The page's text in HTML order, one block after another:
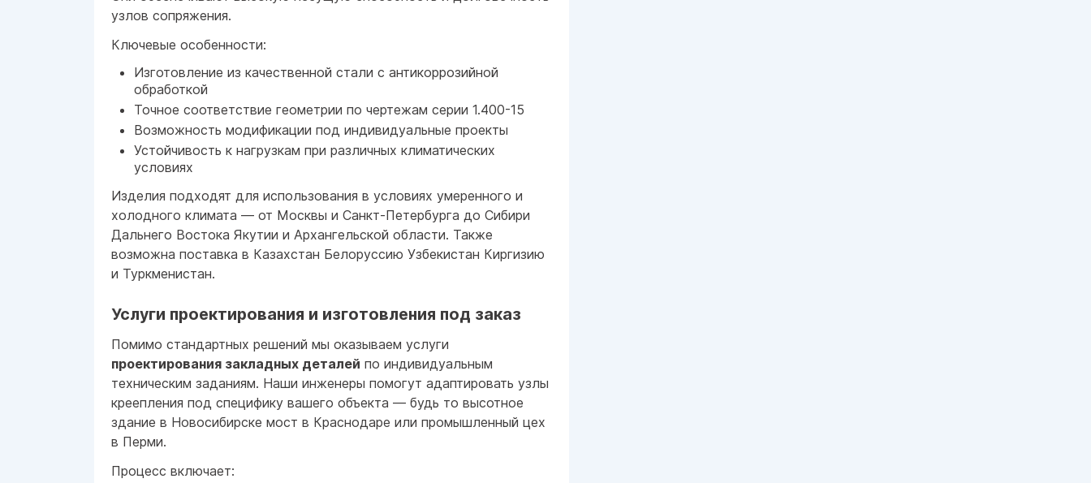
узлов сопряжения.
Ключевые особенности:
Изготовление из качественной стали с антикоррозийной
обработкой
Точное соответствие геометрии по чертежам серии 1.400-15
Возможность модификации под индивидуальные проекты
Устойчивость к нагрузкам при различных климатических
условиях
Изделия подходят для использования в условиях умеренного и
холодного климата — от Москвы и Санкт-Петербурга до Сибири
Дальнего Востока Якутии и Архангельской области. Также
возможна поставка в Казахстан Белоруссию Узбекистан Киргизию
и Туркменистан.
Услуги проектирования и изготовления под заказ
Помимо стандартных решений мы оказываем услуги
проектирования закладных деталей по индивидуальным
техническим заданиям. Наши инженеры помогут адаптировать узлы
креепления под специфику вашего объекта — будь то высотное
здание в Новосибирске мост в Краснодаре или промышленный цех
в Перми.
Процесс включает: